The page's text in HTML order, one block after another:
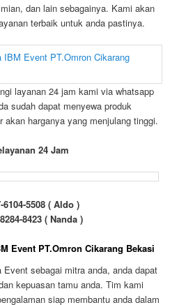
dan lain sebagainya. Kami akan
terbaik untuk anda pastinya.
layanan 24 jam kami via whatsapp
sudah dapat menyewa produk
akan harganya yang menjulang tinggi.
24 Jam
6104-5508 ( Aldo )
8423 ( Nanda )
Event PT.Omron Cikarang Bekasi
Event sebagai mitra anda, anda dapat
kepuasan tamu anda. Tim kami
siap membantu anda dalam